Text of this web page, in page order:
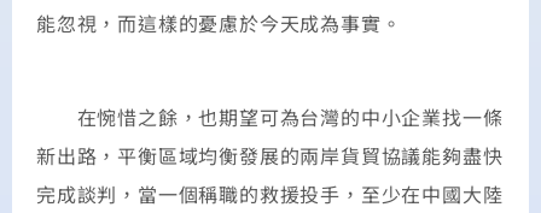
能忽視，而這樣的憂慮於今天成為事實。
在惋惜之餘，也期望可為台灣的中小企業找一條
新出路，平衡區域均衡發展的兩岸貨貿協議能夠盡快
完成談判，當一個稱職的救援投手，至少在中國大陸